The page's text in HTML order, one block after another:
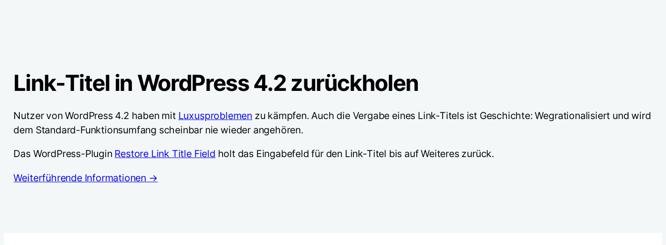
Link-Titel in WordPress 4.2 zurückholen
Nutzer von WordPress 4.2 haben mit Luxusproblemen zu kämpfen. Auch die Vergabe eines Link-Titels ist Geschichte: Wegrationalisiert und wird
dem Standard-Funktionsumfang scheinbar nie wieder angehören.
Das WordPress-Plugin Restore Link Title Field holt das Eingabefeld für den Link-Titel bis auf Weiteres zurück.
Weiterführende Informationen →